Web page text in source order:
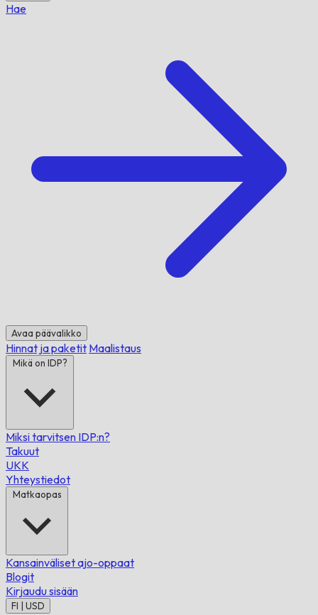
Hae
Avaa päävalikko
Hinnat ja paketit Maalistaus
Mikä on IDP?
Miksi tarvitsen IDP:n?
Takuut
UKK
Yhteystiedot
Matkaopas
Kansainväliset ajo-oppaat
Blogit
Kirjaudu sisään
FI | USD